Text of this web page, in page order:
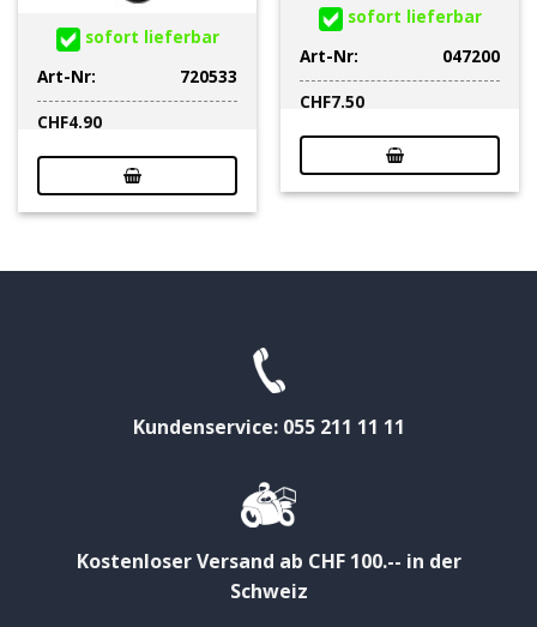
sofort lieferbar
Art-Nr:
720533
CHF4.90
sofort lieferbar
Art-Nr:
047200
CHF7.50
Kundenservice: 055 211 11 11
Kostenloser Versand ab CHF 100.-- in der
Schweiz